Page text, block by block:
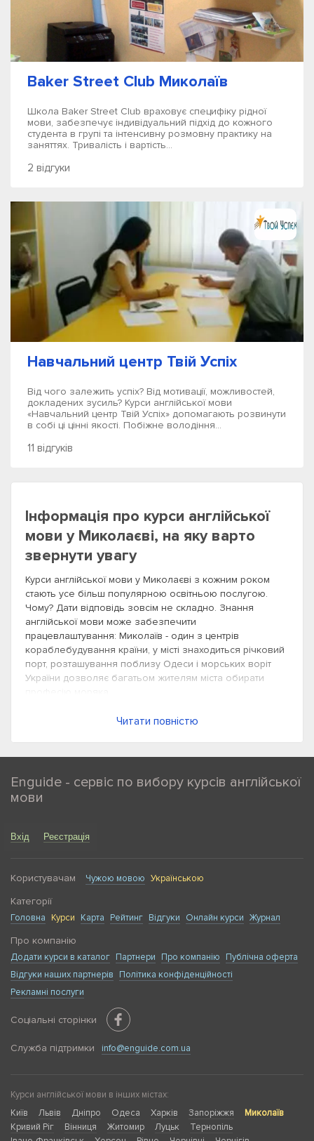
Інформація про курси англійської
мови у Миколаєві, на яку варто
звернути увагу
Курси англійської мови у Миколаєві з кожним роком
стають усе більш популярною освітньою послугою.
Чому? Дати відповідь зовсім не складно. Знання
англійської мови може забезпечити
працевлаштування: Миколаїв - один з центрів
кораблебудування країни, у місті знаходиться річковий
порт, розташування поблизу Одеси і морських воріт
України дозволяє багатьом жителям міста обирати
Саме тому спеціалізовані курси англійської мови у
англійської мови для моряків. Чим вони відрізняються
від загального курсу англійської мови та інших
спецкурсів і чи не достатньо вивчити стандартний курс
Наведемо приклад. Лексика тієї чи іншої мови
місцевості, на території якої проживають носії мови.
Наприклад, у ескімоській мові нараховується близько
20 синонімів слова «сніг». Ці синоніми були створені в
результаті необхідності позначати сніг різної структури і
доповнюється професіоналізмами з тієї чи іншої сфери
діяльності.
На курсах англійської мови для моряків процес
вивчення поділяється, як правило, на дві частини:
початковий та середній рівні. За програмою
початкового рівня проходять навчання матроси,
мотористи, кухарі та обслуговуючий персонал судна.
Програма включає: вивчення морської розмовної та
вивчення назв приміщень на борту судна, обладнання
та його місцезнаходження, визначення напрямків руху
на англійській мові, назв команд і сигналів тривоги.
Читати повністю
Baker Street Club Миколаїв
Школа Baker Street Club враховує специфіку рідної
мови, забезпечує індивідуальний підхід до кожного
студента в групі та інтенсивну розмовну практику на
заняттях. Тривалість і вартість...
2 відгуки
Навчальний центр Твій Успіх
Від чого залежить успіх? Від мотивації, можливостей,
докладених зусиль? Курси англійської мови
«Навчальний центр Твій Успіх» допомагають розвинути
в собі ці цінні якості. Побіжне володіння...
11 відгуків
Enguide - сервіс по вибору курсів англійської
мови
Вхід Реєстрація
Користувачам Чужою мовою Українською
Категорії
Головна Курси Карта Рейтинг Відгуки Онлайн курси Журнал
Про компанію
Додати курси в каталог Партнери Про компанію
Публічна оферта
Відгуки наших партнерів
Політика конфіденційності
Рекламні послуги
Соціальні сторінки
Служба підтримки info@enguide.com.ua
Курси англійської мови в інших містах:
Київ
Львів Дніпро Одеса Харків Запоріжжя
Миколаїв
Кривий Ріг
Вінниця Житомир Луцьк
Тернопіль